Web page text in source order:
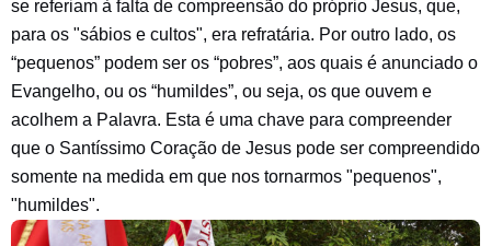
se referiam à falta de compreensão do próprio Jesus, que,
para os "sábios e cultos", era refratária. Por outro lado, os
“pequenos” podem ser os “pobres”, aos quais é anunciado o
Evangelho, ou os “humildes”, ou seja, os que ouvem e
acolhem a Palavra. Esta é uma chave para compreender
que o Santíssimo Coração de Jesus pode ser compreendido
somente na medida em que nos tornarmos "pequenos",
"humildes".